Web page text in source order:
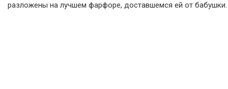
разложены на лучшем фарфоре, доставшемся ей от бабушки.